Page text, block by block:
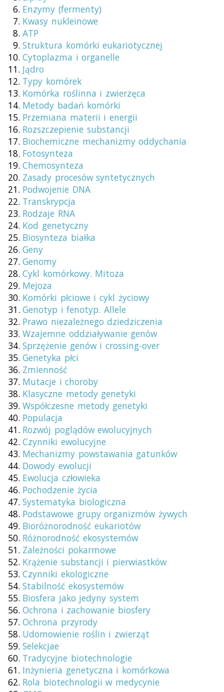
Enzymy (fermenty)
Kwasy nukleinowe
ATP
Struktura komórki eukariotycznej
Cytoplazma і organelle
Jądro
Typy komórek
Komórka roślinna i zwierzęca
Metody badań komórki
Przemiana materii i energii
Rozszczepienie substancji
Biochemiczne mechanizmy oddychania
Fotosynteza
Chemosynteza
Zasady procesów syntetycznych
Podwojenie DNA
Transkrypcja
Rodzaje RNA
Kod genetyczny
Biosynteza białka
Geny
Genomy
Cykl komórkowy. Mitoza
Mejoza
Komórki płciowe i cykl życiowy
Genotyp i fenotyp. Allele
Prawo niezależnego dziedziczenia
Wzajemne oddziaływanie genów
Sprzężenie genów i crossing-over
Genetyka płci
Zmienność
Mutacje i choroby
Klasyczne metody genetyki
Współczesne metody genetyki
Populacja
Rozwój poglądów ewolucyjnych
Czynniki ewolucyjne
Mechanizmy powstawania gatunków
Dowody ewolucji
Ewolucja człowieka
Pochodzenie życia
Systematyka biologiczna
Podstawowe grupy organizmów żywych
Bioróżnorodność eukariotów
Różnorodność ekosystemów
Zależności pokarmowe
Krążenie substancji i pierwiastków
Czynniki ekologiczne
Stabilność ekosystemów
Biosfera jako jedyny system
Ochrona i zachowanie biosfery
Ochrona przyrody
Udomowienie roślin i zwierząt
Selekcjae
Tradycyjne biotechnologie
Inżynieria genetyczna i komórkowa
Rola biotechnologii w medycynie